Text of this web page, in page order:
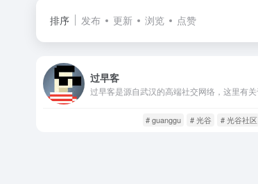
排序 发布 更新 浏览 点赞
过早客
# guanggu # 光谷 # 光谷社区